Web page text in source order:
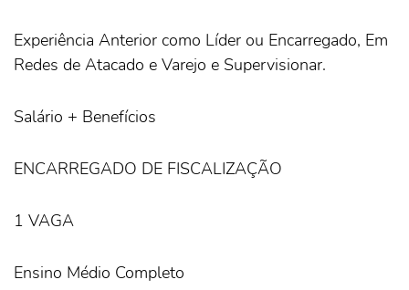
Experiência Anterior como Líder ou Encarregado, Em
Redes de Atacado e Varejo e Supervisionar.
Salário + Benefícios
ENCARREGADO DE FISCALIZAÇÃO
1 VAGA
Ensino Médio Completo